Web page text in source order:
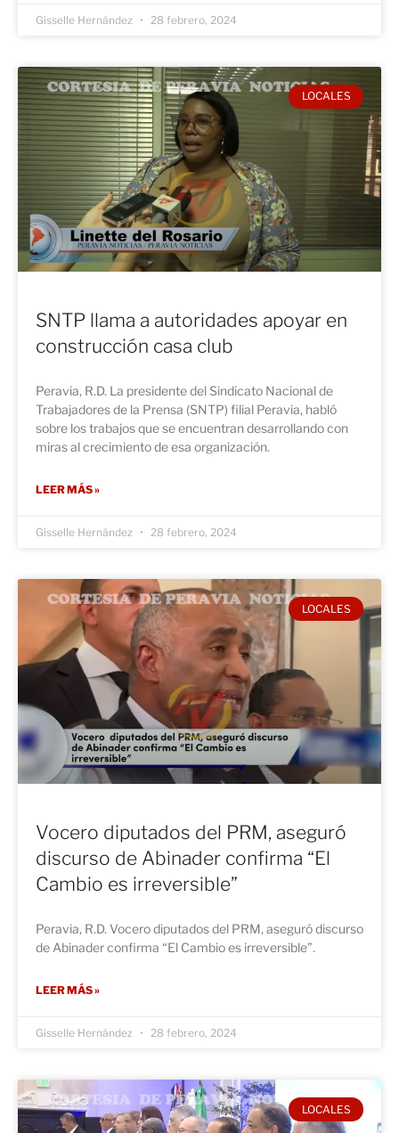
Gisselle Hernández 28 febrero, 2024
LOCALES
SNTP llama a autoridades apoyar en
construcción casa club
Peravia, R.D. La presidente del Sindicato Nacional de
Trabajadores de la Prensa (SNTP) filial Peravia, habló
sobre los trabajos que se encuentran desarrollando con
miras al crecimiento de esa organización.
LEER MÁS »
Gisselle Hernández 28 febrero, 2024
LOCALES
Vocero diputados del PRM, aseguró
discurso de Abinader confirma “El
Cambio es irreversible”
Peravia, R.D. Vocero diputados del PRM, aseguró discurso
de Abinader confirma “El Cambio es irreversible”.
LEER MÁS »
Gisselle Hernández 28 febrero, 2024
LOCALES